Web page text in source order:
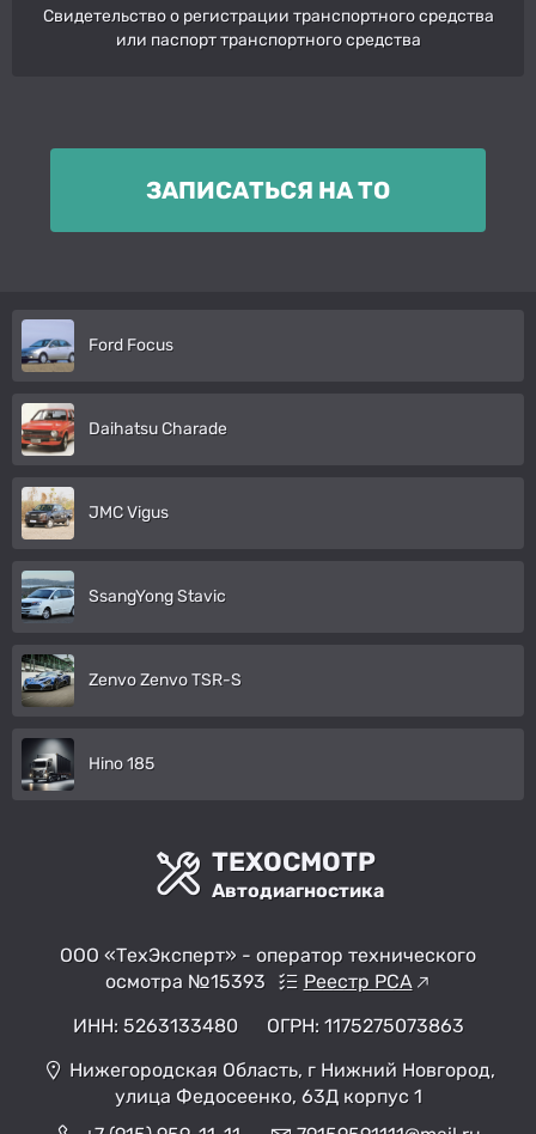
Свидетельство о регистрации транспортного средства
или паспорт транспортного средства
ЗАПИСАТЬСЯ НА ТО
Ford Focus
Daihatsu Charade
JMC Vigus
SsangYong Stavic
Zenvo Zenvo TSR-S
Hino 185
ТЕХОСМОТР
Автодиагностика
ООО «ТехЭксперт» - оператор технического
осмотра №15393
Реестр РСА
ИНН: 5263133480
ОГРН: 1175275073863
Нижегородская Область, г Нижний Новгород,
улица Федосеенко, 63Д корпус 1